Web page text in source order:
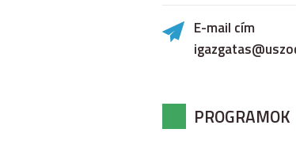
E-mail cím
PROGRAMOK